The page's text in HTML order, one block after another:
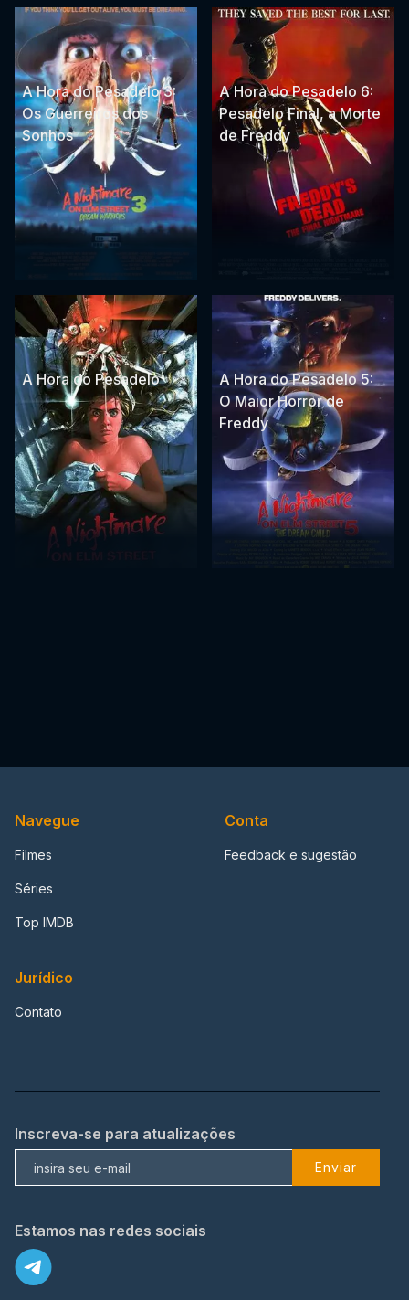
A Hora do Pesadelo 3:
Os Guerreiros dos
Sonhos
A Hora do Pesadelo 6:
Pesadelo Final, a Morte
de Freddy
A Hora do Pesadelo
A Hora do Pesadelo 5:
O Maior Horror de
Freddy
Navegue
Filmes
Séries
Top IMDB
Conta
Feedback e sugestão
Jurídico
Contato
Inscreva-se para atualizações
Enviar
Estamos nas redes sociais